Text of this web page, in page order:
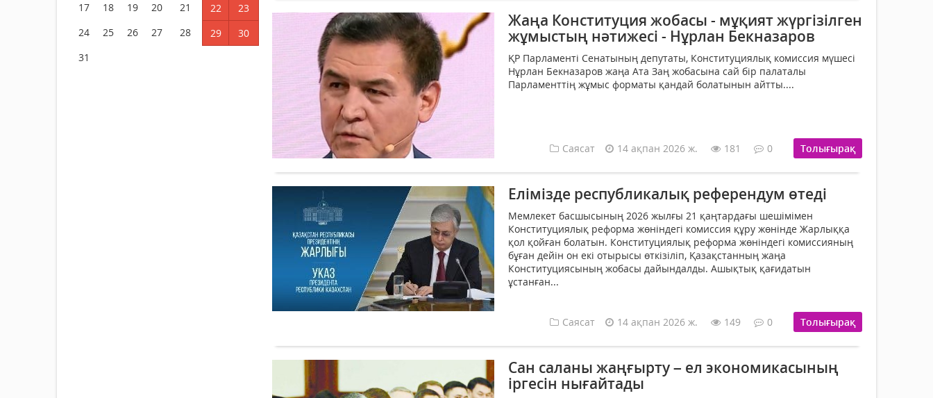
17
18 19 20 21 22
23
24
25 26 27 28 29
30
31
Жаңа Конституция жобасы - мұқият жүргізілген
жұмыстың нәтижесі - Нұрлан Бекназаров
ҚР Парламенті Сенатының депутаты, Конституциялық комиссия мүшесі
Нұрлан Бекназаров жаңа Ата Заң жобасына сай бір палаталы
Парламенттің жұмыс форматы қандай болатынын айтты....
Саясат 14 ақпан 2026 ж. 181 0 Толығырақ
Елімізде республикалық референдум өтеді
Мемлекет басшысының 2026 жылғы 21 қаңтардағы шешімімен
Конституциялық реформа жөніндегі комиссия құру жөнінде Жарлыққа
қол қойған болатын. Конституциялық реформа жөніндегі комиссияның
бұған дейін он екі отырысы өткізіліп, Қазақстанның жаңа
Конституциясының жобасы дайындалды. Ашықтық қағидатын
ұстанған...
Саясат 14 ақпан 2026 ж. 149 0 Толығырақ
Сан саланы жаңғырту – ел экономикасының
іргесін нығайтады